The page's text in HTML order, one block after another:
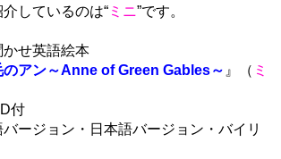
しているのは“ ミニ”です。
かせ英語絵本
のアン～Anne of Green Gables～ 』（ ミ
付
ン・日本語バージョン・バイリ